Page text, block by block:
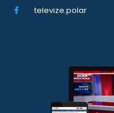
televize.polar